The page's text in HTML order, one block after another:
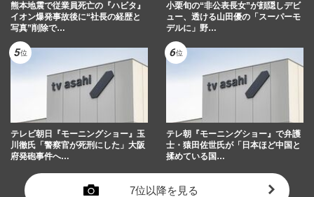
熊本地震で従業員死亡の『ハビタ』
イオン爆発事故後に“社長の経歴と
写真”削除で…
小栗旬の“非公表長女”が顔隠しデビ
ュー、透ける山田優の「スーパーモ
デルに」野…
テレビ朝日『モーニングショー』玉
川徹氏「警察官が死刑にした」大阪
府発砲事件へ…
テレ朝『モーニングショー』で弁護
士・猿田佐世氏が「日本ほど中国と
揉めている国…
7位以降を見る